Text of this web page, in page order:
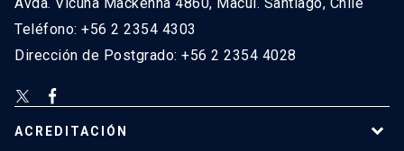
Teléfono: +56 2 2354 4303
Dirección de Postgrado: +56 2 2354 4028
ACREDITACIÓN